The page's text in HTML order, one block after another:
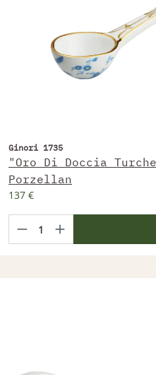
Ginori 1735
"Oro Di Doccia
Porzellan
137 €